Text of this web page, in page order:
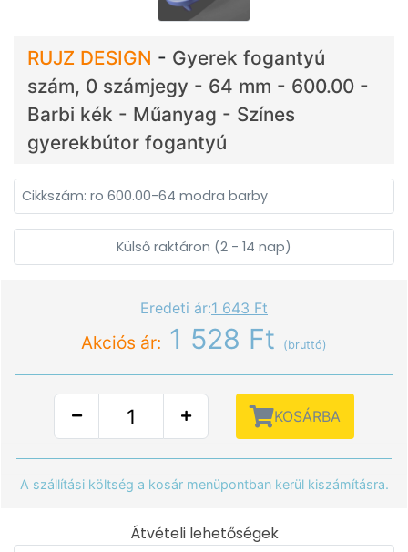
RUJZ DESIGN - Gyerek fogantyú
szám, 0 számjegy - 64 mm - 600.00 -
Barbi kék - Műanyag - Színes
gyerekbútor fogantyú
Cikkszám: ro 600.00-64 modra barby
Külső raktáron (2 - 14 nap)
Eredeti ár:1 643 Ft
Akciós ár: 1 528 Ft (bruttó)
KOSÁRBA
A szállítási költség a kosár menüpontban kerül kiszámításra.
Átvételi lehetőségek